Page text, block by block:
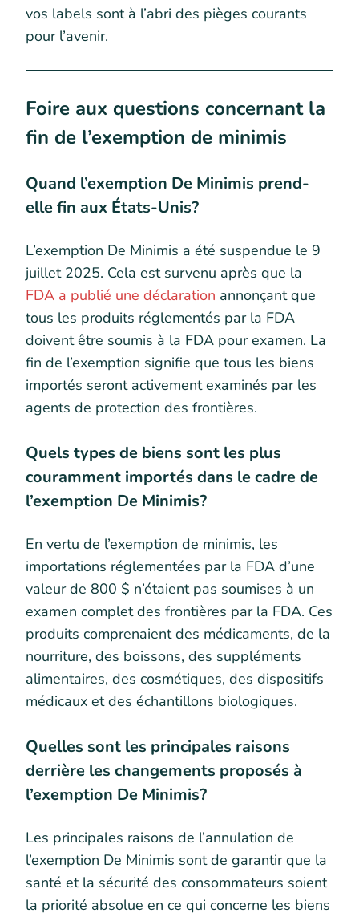
vos labels sont à l’abri des pièges courants
pour l’avenir.
Foire aux questions concernant la
fin de l’exemption de minimis
Quand l’exemption De Minimis prend-
elle fin aux États-Unis?
L’exemption De Minimis a été suspendue le 9
juillet 2025. Cela est survenu après que la
FDA a publié une déclaration annonçant que
tous les produits réglementés par la FDA
doivent être soumis à la FDA pour examen. La
fin de l’exemption signifie que tous les biens
importés seront activement examinés par les
agents de protection des frontières.
Quels types de biens sont les plus
couramment importés dans le cadre de
l’exemption De Minimis?
En vertu de l’exemption de minimis, les
importations réglementées par la FDA d’une
valeur de 800 $ n’étaient pas soumises à un
examen complet des frontières par la FDA. Ces
produits comprenaient des médicaments, de la
nourriture, des boissons, des suppléments
alimentaires, des cosmétiques, des dispositifs
médicaux et des échantillons biologiques.
Quelles sont les principales raisons
derrière les changements proposés à
l’exemption De Minimis?
Les principales raisons de l’annulation de
l’exemption De Minimis sont de garantir que la
santé et la sécurité des consommateurs soient
la priorité absolue en ce qui concerne les biens